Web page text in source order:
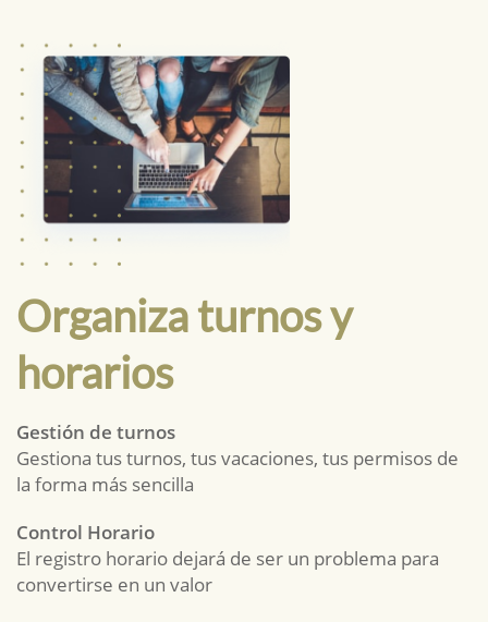
Organiza turnos y
horarios
Gestión de turnos
Gestiona tus turnos, tus vacaciones, tus permisos de
la forma más sencilla
Control Horario
El registro horario dejará de ser un problema para
convertirse en un valor